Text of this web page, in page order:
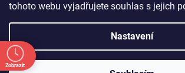
tohoto webu vyjadřujete souhlas s jejich
Nastavení
Copyright 2026
Zobrazit